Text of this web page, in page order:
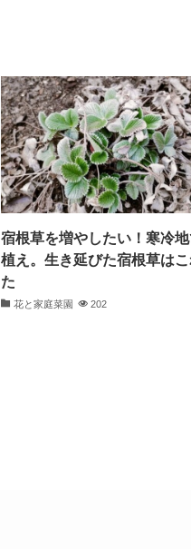
宿根草を増やしたい！寒冷
植え。生き延びた宿根草はこ
た
花と家庭菜園 202